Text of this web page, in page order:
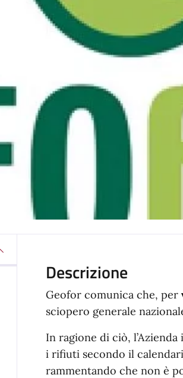
Descrizione
Geofor comunica che, per
sciopero generale
In ragione di ciò,
i rifiuti secondo il
rammentando che non è